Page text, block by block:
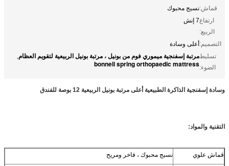
قماش:نسيج محبوك
ارتفاع
الربيع:
7 إنش
التصميم:أعلى وسادة
تسليط
الضوء:
مرتبة إسفنجية ميموري فوم من بونيل ، مرتبة بونيل الربيعية لتقويم العظام,
bonnell spring orthopaedic mattress
وسادة إسفنجية الذاكرة الطبيعية أعلى مرتبة بونيل الربيعية 12 بوصة للفندق
التقنية والمواد:
قماش علوي نسيج محبوك ، فاخر ومريح